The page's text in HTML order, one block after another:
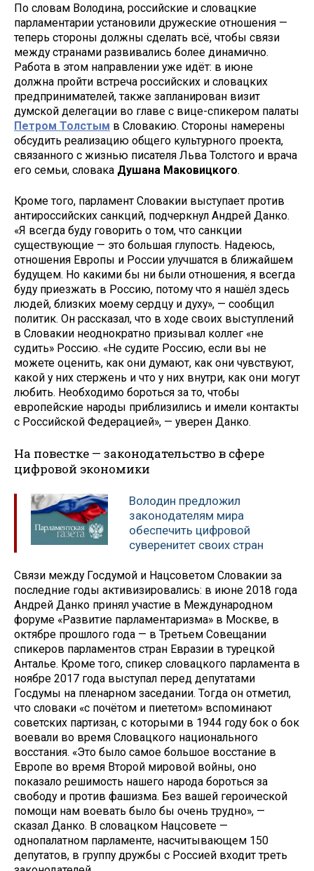
По словам Володина, российские и словацкие
парламентарии установили дружеские отношения —
теперь стороны должны сделать всё, чтобы связи
между странами развивались более динамично.
Работа в этом направлении уже идёт: в июне
должна пройти встреча российских и словацких
предпринимателей, также запланирован визит
думской делегации во главе с вице-спикером палаты
Петром Толстым в Словакию. Стороны намерены
обсудить реализацию общего культурного проекта,
связанного с жизнью писателя Льва Толстого и врача
его семьи, словака Душана Маковицкого.
Кроме того, парламент Словакии выступает против
антироссийских санкций, подчеркнул Андрей Данко.
«Я всегда буду говорить о том, что санкции
существующие — это большая глупость. Надеюсь,
отношения Европы и России улучшатся в ближайшем
будущем. Но какими бы ни были отношения, я всегда
буду приезжать в Россию, потому что я нашёл здесь
людей, близких моему сердцу и духу», — сообщил
политик. Он рассказал, что в ходе своих выступлений
в Словакии неоднократно призывал коллег «не
судить» Россию. «Не судите Россию, если вы не
можете оценить, как они думают, как они чувствуют,
какой у них стержень и что у них внутри, как они могут
любить. Необходимо бороться за то, чтобы
европейские народы приблизились и имели контакты
с Российской Федерацией», — уверен Данко.
На повестке — законодательство в сфере
цифровой экономики
Володин предложил
законодателям мира
обеспечить цифровой
суверенитет своих стран
Связи между Госдумой и Нацсоветом Словакии за
последние годы активизировались: в июне 2018 года
Андрей Данко принял участие в Международном
форуме «Развитие парламентаризма» в Москве, в
октябре прошлого года — в Третьем Совещании
спикеров парламентов стран Евразии в турецкой
Анталье. Кроме того, спикер словацкого парламента в
ноябре 2017 года выступал перед депутатами
Госдумы на пленарном заседании. Тогда он отметил,
что словаки «с почётом и пиететом» вспоминают
советских партизан, с которыми в 1944 году бок о бок
воевали во время Словацкого национального
восстания. «Это было самое большое восстание в
Европе во время Второй мировой войны, оно
показало решимость нашего народа бороться за
свободу и против фашизма. Без вашей героической
помощи нам воевать было бы очень трудно», —
сказал Данко. В словацком Нацсовете —
однопалатном парламенте, насчитывающем 150
депутатов, в группу дружбы с Россией входит треть